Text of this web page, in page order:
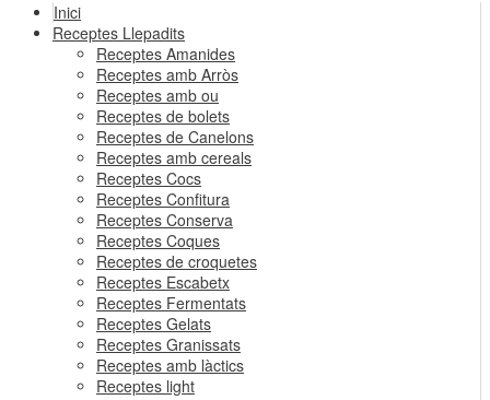
Inici
Receptes Llepadits
Receptes Amanides
Receptes amb Arròs
Receptes amb ou
Receptes de bolets
Receptes de Canelons
Receptes amb cereals
Receptes Cocs
Receptes Confitura
Receptes Conserva
Receptes Coques
Receptes de croquetes
Receptes Escabetx
Receptes Fermentats
Receptes Gelats
Receptes Granissats
Receptes amb làctics
Receptes light